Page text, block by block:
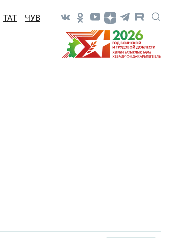
ТАТ ЧУВ